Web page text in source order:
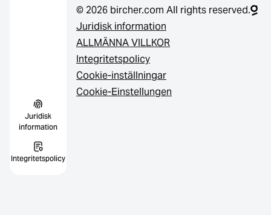
Juridisk
information
Integritetspolicy
© 2026 bircher.com All rights reserved.
Juridisk information
ALLMÄNNA VILLKOR
Integritetspolicy
Cookie-inställningar
Cookie-Einstellungen